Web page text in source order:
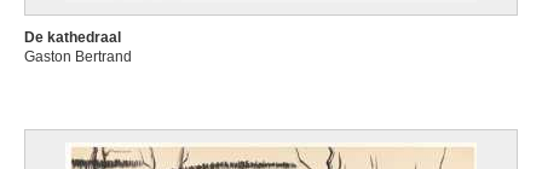
De kathedraal
Gaston Bertrand